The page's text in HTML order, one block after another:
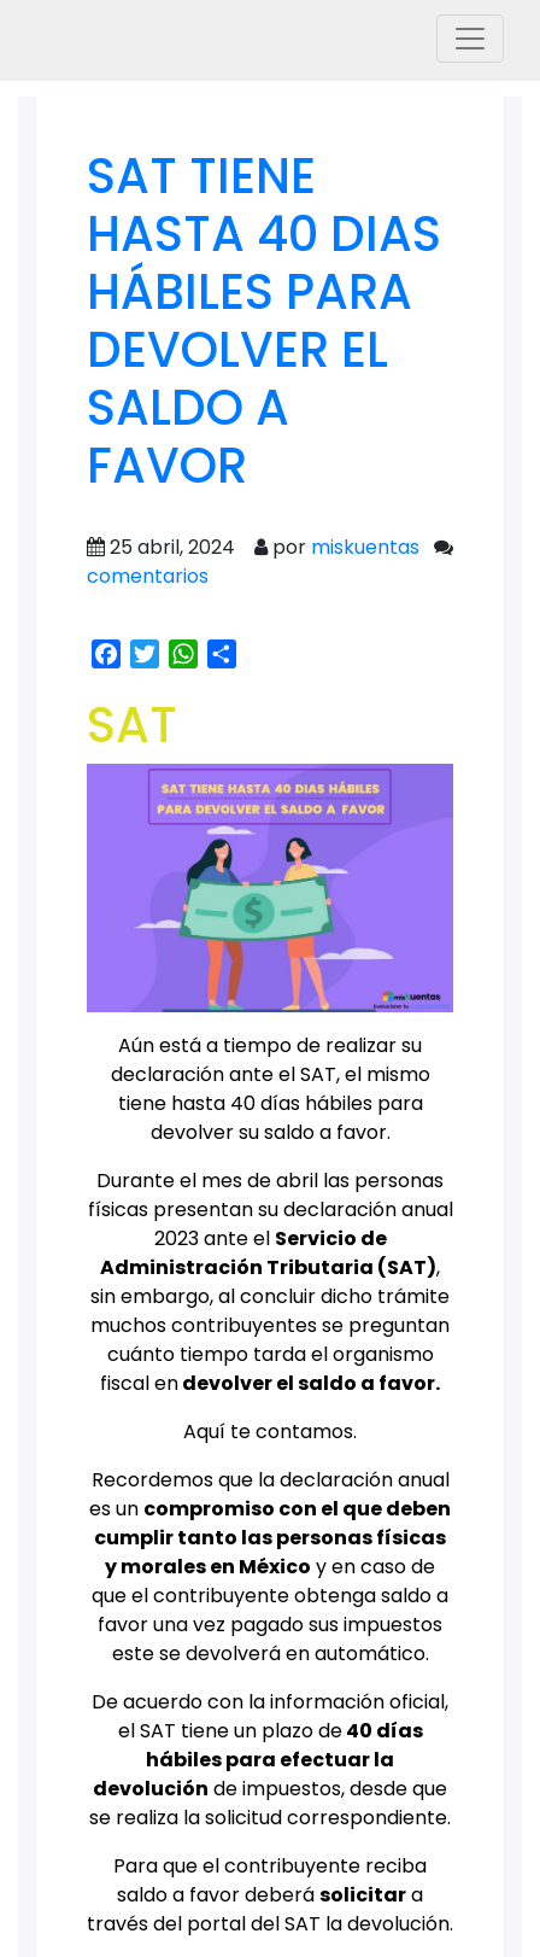
SAT TIENE
HASTA 40 DIAS
HÁBILES PARA
DEVOLVER EL
SALDO A
FAVOR
25 abril, 2024 por miskuentas
comentarios
Facebook
TwitterWhatsApp
SAT
Aún está a tiempo de realizar su
declaración ante el SAT, el mismo
tiene hasta 40 días hábiles para
devolver su saldo a favor.
Durante el mes de abril las personas
físicas presentan su declaración anual
2023 ante el Servicio de
Administración Tributaria (SAT),
sin embargo, al concluir dicho trámite
muchos contribuyentes se preguntan
cuánto tiempo tarda el organismo
fiscal endevolver el saldo a favor.
Aquí te contamos.
Recordemos que la declaración anual
es un compromiso con el que deben
cumplir tanto las personas físicas
y morales en México y en caso de
que el contribuyente obtenga saldo a
favor una vez pagado sus impuestos
este se devolverá en automático.
De acuerdo con la información oficial,
el SAT tiene un plazo de40 días
hábiles para efectuar la
devolución de impuestos, desde que
se realiza la solicitud correspondiente.
Para que el contribuyente reciba
saldo a favor deberásolicitara
través del portal del SAT la devolución.